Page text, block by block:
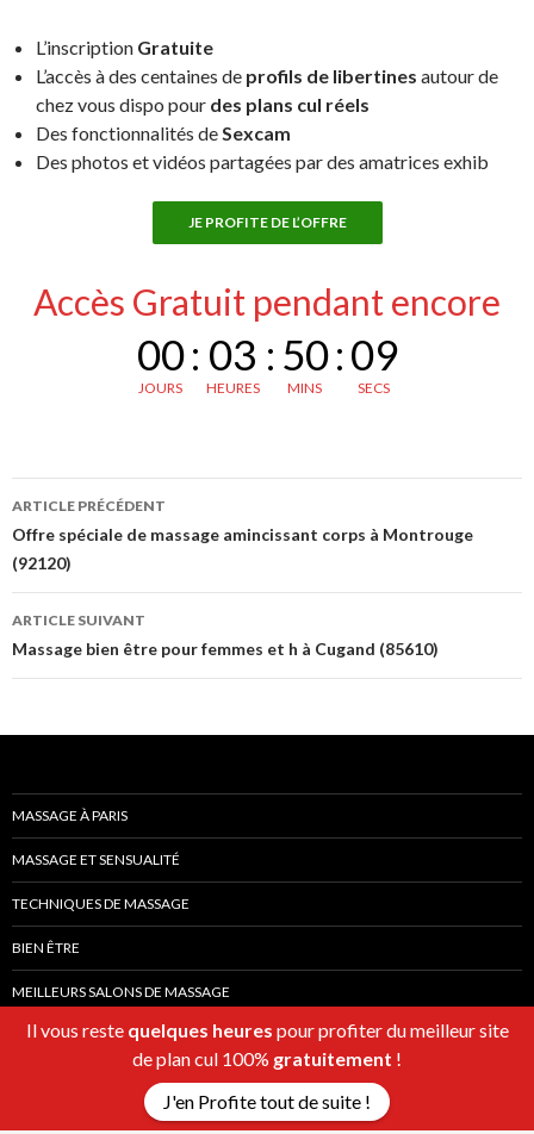
L’inscription Gratuite
L’accès à des centaines de profils de libertines autour de
chez vous dispo pour des plans cul réels
Des fonctionnalités deSexcam
Des photos et vidéos partagées par des amatrices exhib
JE PROFITE DE L’OFFRE
Accès Gratuit pendant encore
00
JOURS
: 03
HEURES
: 50
MINS
:08
SECS
Navigation
des
articles
ARTICLE PRÉCÉDENT
Offre spéciale de massage amincissant corps à Montrouge
(92120)
ARTICLE SUIVANT
Massage bien être pour femmes et h à Cugand (85610)
MASSAGE À PARIS
MASSAGE ET SENSUALITÉ
TECHNIQUES DE MASSAGE
BIEN ÊTRE
MEILLEURS SALONS DE MASSAGE
Fièrement propulsé par WordPress
Il vous reste quelques heures pour profiter du meilleur site
de plan cul 100% gratuitement !
J'en Profite tout de suite !